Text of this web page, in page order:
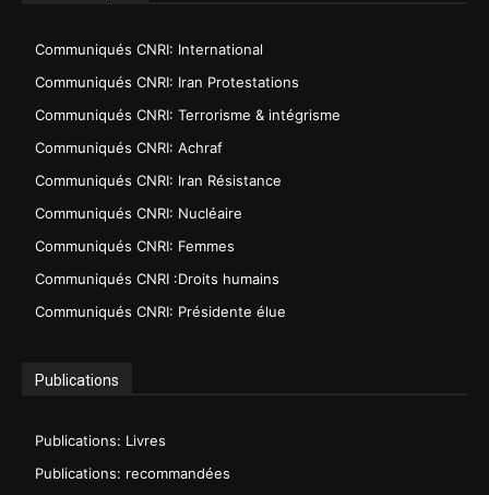
Communiqués CNRI: International
Communiqués CNRI: Iran Protestations
Communiqués CNRI: Terrorisme & intégrisme
Communiqués CNRI: Achraf
Communiqués CNRI: Iran Résistance
Communiqués CNRI: Nucléaire
Communiqués CNRI: Femmes
Communiqués CNRI :Droits humains
Communiqués CNRI: Présidente élue
Publications
Publications: Livres
Publications: recommandées